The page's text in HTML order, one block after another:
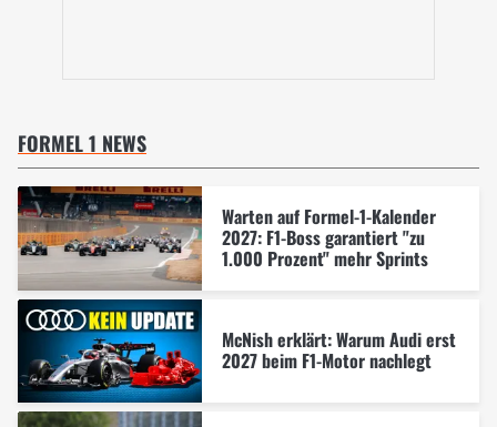
FORMEL 1 NEWS
Warten auf Formel-1-Kalender
2027: F1-Boss garantiert "zu
1.000 Prozent" mehr Sprints
McNish erklärt: Warum Audi erst
2027 beim F1-Motor nachlegt